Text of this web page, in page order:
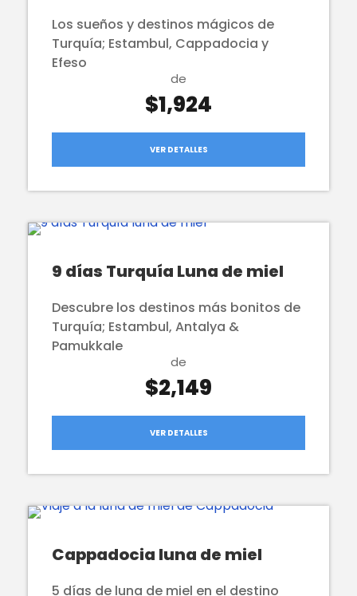
Los sueños y destinos mágicos de
Turquía; Estambul, Cappadocia y
Efeso
de
$1,924
VER DETALLES
9 días Turquía Luna de miel
Descubre los destinos más bonitos de
Turquía; Estambul, Antalya &
Pamukkale
de
$2,149
VER DETALLES
Cappadocia luna de miel
5 días de luna de miel en el destino